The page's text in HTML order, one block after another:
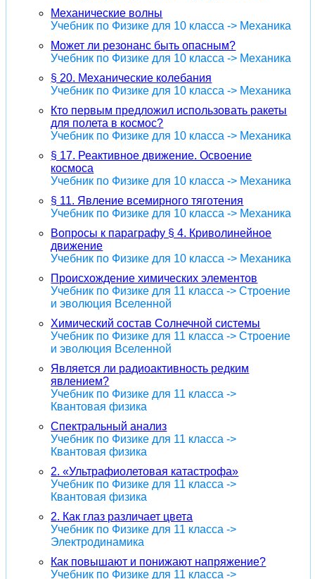
Механические волны
Учебник по Физике для 10 класса -> Механика
Может ли резонанс быть опасным?
Учебник по Физике для 10 класса -> Механика
§ 20. Механические колебания
Учебник по Физике для 10 класса -> Механика
Кто первым предложил использовать ракеты
для полета в космос?
Учебник по Физике для 10 класса -> Механика
§ 17. Реактивное движение. Освоение
космоса
Учебник по Физике для 10 класса -> Механика
§ 11. Явление всемирного тяготения
Учебник по Физике для 10 класса -> Механика
Вопросы к параграфу § 4. Криволинейное
движение
Учебник по Физике для 10 класса -> Механика
Происхождение химических элементов
Учебник по Физике для 11 класса -> Строение
и эволюция Вселенной
Химический состав Солнечной системы
Учебник по Физике для 11 класса -> Строение
и эволюция Вселенной
Является ли радиоактивность редким
явлением?
Учебник по Физике для 11 класса ->
Квантовая физика
Спектральный анализ
Учебник по Физике для 11 класса ->
Квантовая физика
2. «Ультрафиолетовая катастрофа»
Учебник по Физике для 11 класса ->
Квантовая физика
2. Как глаз различает цвета
Учебник по Физике для 11 класса ->
Электродинамика
Как повышают и понижают напряжение?
Учебник по Физике для 11 класса ->